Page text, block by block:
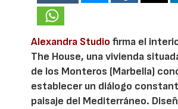
Alexandra Studio firma el
The House, una vivienda
de los Monteros (Marbella)
establecer un diálogo
paisaje del Mediterráneo.